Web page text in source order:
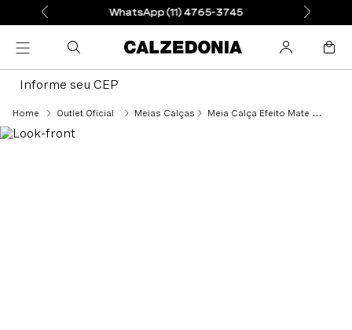
WhatsApp (11) 4765-3745
Informe seu CEP
Outlet Oficial Meias Calças Meia Calça Efeito Mate Fio 20 - Bege